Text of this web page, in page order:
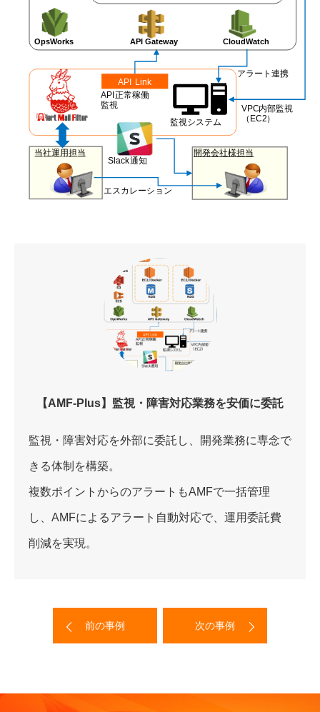
【AMF-Plus】監視・障害対応業務を安価に委託
監視・障害対応を外部に委託し、開発業務に専念で
きる体制を構築。
複数ポイントからのアラートもAMFで一括管理
し、AMFによるアラート自動対応で、運用委託費
削減を実現。
前の事例 次の事例